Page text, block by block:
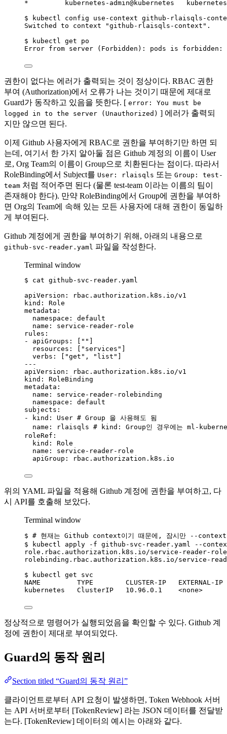
*
kubernetes-admin@kubernetes
$
kubectl config use-context github-rlaisqls-
Switched
to context "github-rlaisqls-context " .
$
kubectl get
po
Error from server (Forbidden): pods is forbidden:
권한이 없다는 에러가 출력되는 것이 정상이다. RBAC 권한
부여 (Authorization)에서 오류가 나는 것이기 때문에 제대로
Guard가 동작하고 있음을 뜻한다. [ error: You must be
logged in to the server (Unauthorized) ] 에러가 출력되
지만 않으면 된다.
이제 Github 사용자에게 RBAC로 권한을 부여하기만 하면 되
는데, 여기서 한 가지 알아둘 점은 Github 계정의 이름이 User
로, Org Team의 이름이 Group으로 치환된다는 점이다. 따라서
RoleBinding에서 Subject를 User: rlaisqls 또는 Group: test-
team 처럼 적어주면 된다 (물론 test-team 이라는 이름의 팀이
존재해야 한다). 만약 RoleBinding에서 Group에 권한을 부여하
면 Org의 Team에 속해 있는 모든 사용자에 대해 권한이 동일하
게 부여된다.
Github 계정에게 권한을 부여하기 위해, 아래의 내용으로
github-svc-reader.yaml 파일을 작성한다.
Terminal window
$ cat github-svc-reader.yaml
apiVersion:
rbac.authorization.k8s.io/v1
kind:
Role
metadata:
namespace:
default
name:
service-reader-role
rules:
-
apiGroups: ""
resources:
" services "
verbs:
"get " , " list "
---
apiVersion:
rbac.authorization.k8s.io/v1
kind:
RoleBinding
metadata:
name:
service-reader-rolebinding
namespace:
default
subjects:
-
kind: User # Group 을 사용해도 됨
name:
rlaisqls # kind: Group인 경우에는 ml-
roleRef:
kind:
Role
name:
service-reader-role
apiGroup:
rbac.authorization.k8s.io
위의 YAML 파일을 적용해 Github 계정에 권한을 부여하고, 다
시 API를 호출해 보았다.
Terminal window
$ # 현재는 Github context이기 때문에, 잠시만 --context
$
kubectl apply -f github-svc-reader.yaml
--
role.rbac.authorization.k8s.io/service-reader-role
rolebinding.rbac.authorization.k8s.io/service-
$
kubectl get
svc
NAME
TYPE CLUSTER-IP
EXTERNAL-IP
kubernetes
ClusterIP 10.96.0.1 <none>
정상적으로 명령어가 실행되었음을 확인할 수 있다. Github 계
정에 권한이 제대로 부여되었다.
Guard의 동작 원리
Section titled “Guard의 동작 원리”
클라이언트로부터 API 요청이 발생하면, Token Webhook 서버
는 API 서버로부터 [TokenReview] 라는 JSON 데이터를 전달받
는다. [TokenReview] 데이터의 예시는 아래와 같다.